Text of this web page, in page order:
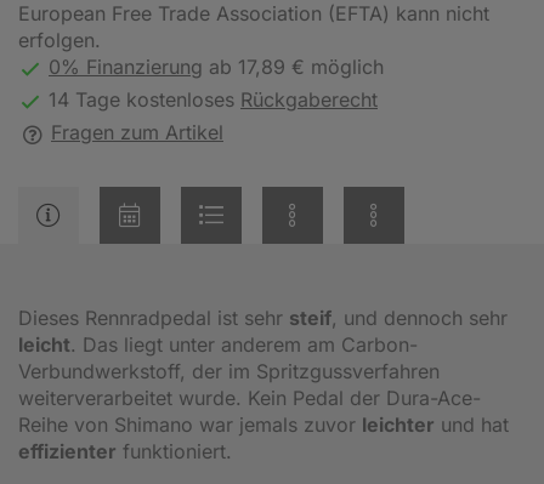
European Free Trade Association (EFTA) kann nicht
erfolgen.
0% Finanzierung ab 17,89 € möglich
14 Tage kostenloses Rückgaberecht
Fragen zum Artikel
Dieses Rennradpedal ist sehr steif, und dennoch sehr
leicht. Das liegt unter anderem am Carbon-
Verbundwerkstoff, der im Spritzgussverfahren
weiterverarbeitet wurde. Kein Pedal der Dura-Ace-
Reihe von Shimano war jemals zuvor leichter und hat
effizienter funktioniert.